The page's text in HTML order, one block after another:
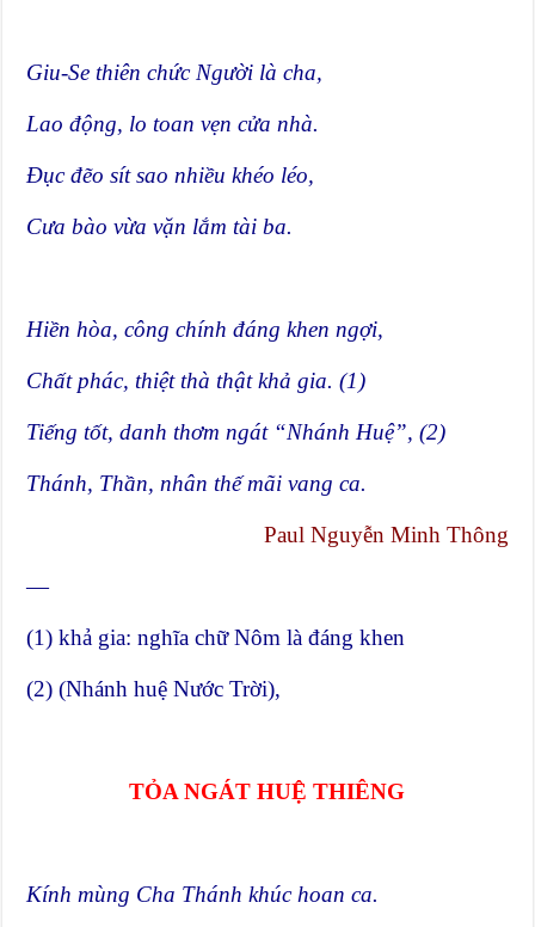
Giu-Se thiên chức Người là cha,
Lao động, lo toan vẹn cửa nhà.
Đục đẽo sít sao nhiều khéo léo,
Cưa bào vừa vặn lắm tài ba.
Hiền hòa, công chính đáng khen ngợi,
Chất phác, thiệt thà thật khả gia. (1)
Tiếng tốt, danh thơm ngát “Nhánh Huệ”, (2)
Thánh, Thần, nhân thế mãi vang ca.
Paul Nguyễn Minh Thông
—
(1) khả gia: nghĩa chữ Nôm là đáng khen
(2) (Nhánh huệ Nước Trời),
TỎA NGÁT HUỆ THIÊNG
Kính mùng Cha Thánh khúc hoan ca.